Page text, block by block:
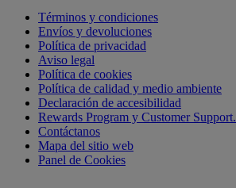
Términos y condiciones
Envíos y devoluciones
Política de privacidad
Aviso legal
Política de cookies
Política de calidad y medio ambiente
Declaración de accesibilidad
Rewards Program y Customer Support.
Contáctanos
Mapa del sitio web
Panel de Cookies